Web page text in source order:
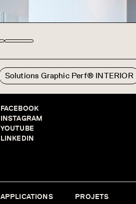
Solutions Graphic Perf® INTERIOR
APPLICATIONS PROJETS
FACEBOOK
INSTAGRAM
YOUTUBE
LINKEDIN